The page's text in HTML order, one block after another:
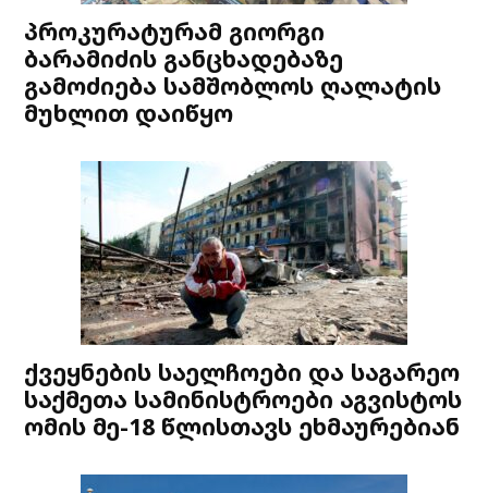
პროკურატურამ გიორგი
ბარამიძის განცხადებაზე
გამოძიება სამშობლოს ღალატის
მუხლით დაიწყო
ქვეყნების საელჩოები და საგარეო
საქმეთა სამინისტროები აგვისტოს
ომის მე-18 წლისთავს ეხმაურებიან